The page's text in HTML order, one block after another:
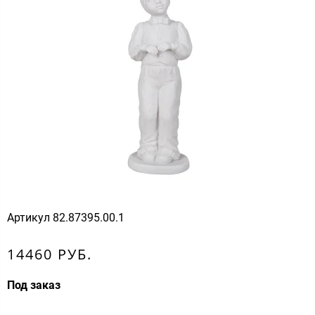
Артикул 82.87395.00.1
14460 РУБ.
Под заказ